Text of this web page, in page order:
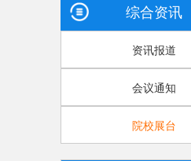
综合资讯
资讯报道
会议通知
院校展台